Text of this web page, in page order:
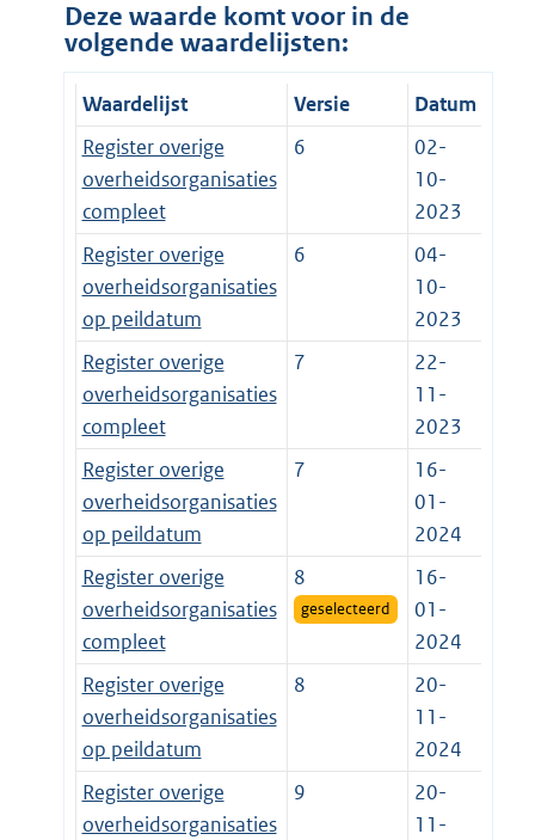
Deze waarde komt voor in de
volgende waardelijsten:
Waardelijst Versie
Datum
Register overige
overheidsorganisaties
compleet
6
02-
10-
2023
Register overige
overheidsorganisaties
op peildatum
6
04-
10-
2023
Register overige
overheidsorganisaties
compleet
7
22-
11-
2023
Register overige
overheidsorganisaties
op peildatum
7
16-
01-
2024
Register overige
overheidsorganisaties
compleet
8
geselecteerd
16-
01-
2024
Register overige
overheidsorganisaties
op peildatum
8
20-
11-
2024
Register overige
overheidsorganisaties
9
20-
11-